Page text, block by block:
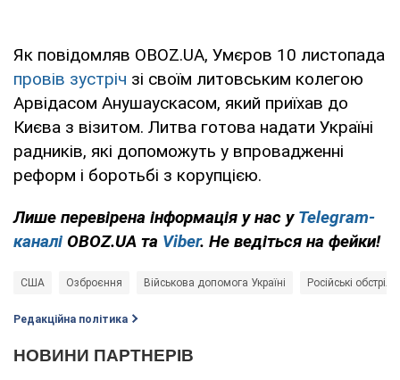
Як повідомляв OBOZ.UA, Умєров 10 листопада
провів зустріч зі своїм литовським колегою
Арвідасом Анушаускасом, який приїхав до
Києва з візитом. Литва готова надати Україні
радників, які допоможуть у впровадженні
реформ і боротьбі з корупцією.
Лише перевірена інформація у нас у Telegram-
каналі OBOZ.UA та Viber. Не ведіться на фейки!
США Озброєння Військова допомога Україні Російські обстріли
Редакційна політика